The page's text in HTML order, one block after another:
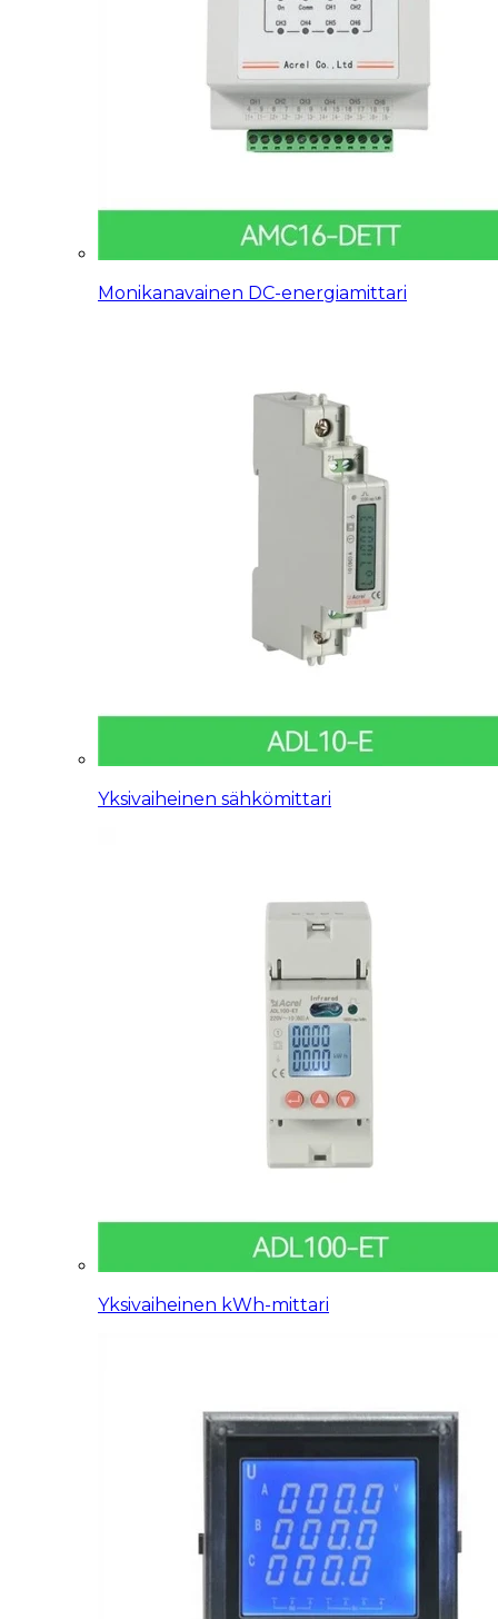
Monikanavainen DC-energiamittari
Yksivaiheinen sähkömittari
Yksivaiheinen kWh-mittari